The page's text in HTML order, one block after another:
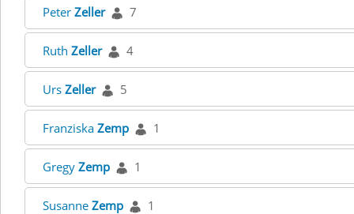
Peter Zeller 7
Ruth Zeller 4
Urs Zeller 5
Franziska Zemp 1
Gregy Zemp 1
Susanne Zemp 1